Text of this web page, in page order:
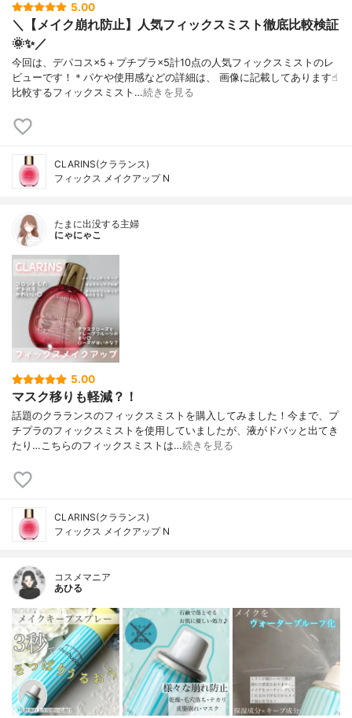
5.00
＼【メイク崩れ防止】人気フィックスミスト徹底比較検証
🌞✨／
今回は、デパコス×5＋プチプラ×5計10点の人気フィックスミストのレ
ビューです！＊パケや使用感などの詳細は、 画像に記載してあります☝︎
比較するフィックスミスト…続きを見る
CLARINS(クラランス)
フィックス メイクアップ N
たまに出没する主婦
にゃにゃこ
5.00
マスク移りも軽減？！
話題のクラランスのフィックスミストを購入してみました！今まで、プ
チプラのフィックスミストを使用していましたが、液がドバッと出てき
たり…こちらのフィックスミストは…続きを見る
CLARINS(クラランス)
フィックス メイクアップ N
コスメマニア
あひる